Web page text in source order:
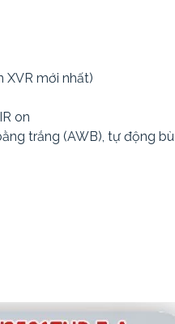
XVR mới nhất)
on
trắng (AWB), tự động bù